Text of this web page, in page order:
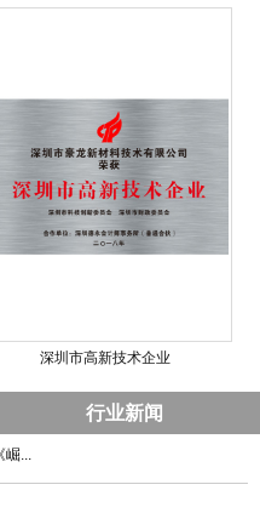
深圳市高新技术企业
行业新闻
崛...